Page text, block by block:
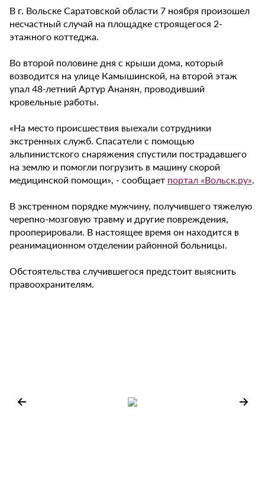
В г. Вольске Саратовской области 7 ноября произошел
несчастный случай на площадке строящегося 2-
этажного коттеджа.
Во второй половине дня с крыши дома, который
возводится на улице Камышинской, на второй этаж
упал 48-летний Артур Ананян, проводивший
кровельные работы.
«На место происшествия выехали сотрудники
экстренных служб. Спасатели с помощью
альпинистского снаряжения спустили пострадавшего
на землю и помогли погрузить в машину скорой
медицинской помощи», - сообщает портал «Вольск.ру».
В экстренном порядке мужчину, получившего тяжелую
черепно-мозговую травму и другие повреждения,
прооперировали. В настоящее время он находится в
реанимационном отделении районной больницы.
Обстоятельства случившегося предстоит выяснить
правоохранителям.